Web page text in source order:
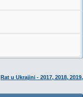
Rat u Ukrajini - 2017, 2018, 2019,